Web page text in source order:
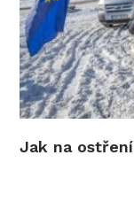
Jak na ostření